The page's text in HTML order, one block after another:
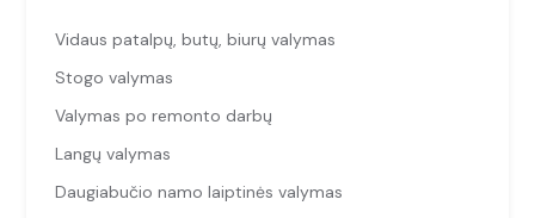
Vidaus patalpų, butų, biurų valymas
Stogo valymas
Valymas po remonto darbų
Langų valymas
Daugiabučio namo laiptinės valymas